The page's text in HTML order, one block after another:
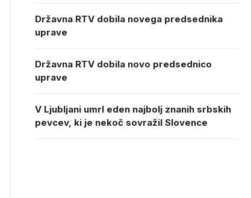
Državna RTV dobila novega predsednika
uprave
Državna RTV dobila novo predsednico
uprave
V Ljubljani umrl eden najbolj znanih srbskih
pevcev, ki je nekoč sovražil Slovence